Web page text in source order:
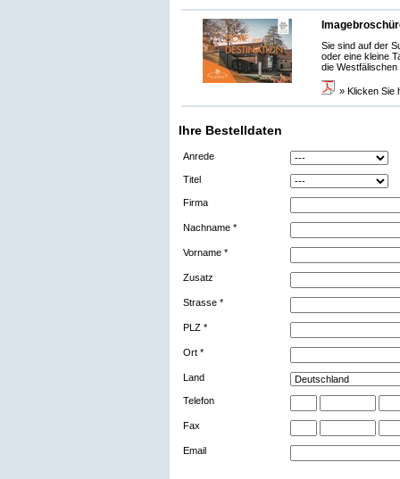
Sie sind auf der
oder eine kleine
die
» Klicken Sie
Ihre Bestelldaten
Anrede
Titel
Firma
Nachname *
Vorname *
Zusatz
Strasse *
PLZ *
Ort *
Land
Telefon
Fax
Email